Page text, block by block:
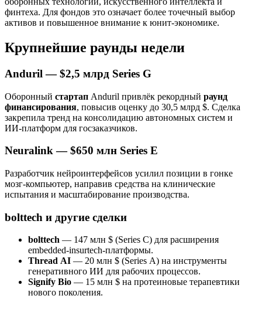
финтеха. Для фондов это означает более точечный выбор
активов и повышенное внимание к юнит‑экономике.
Крупнейшие раунды недели
Anduril — $2,5 млрд Series G
Оборонный стартап Anduril привлёк рекордный раунд
финансирования, повысив оценку до 30,5 млрд $. Сделка
закрепила тренд на консолидацию автономных систем и
ИИ‑платформ для госзаказчиков.
Neuralink — $650 млн Series E
Разработчик нейроинтерфейсов усилил позиции в гонке
мозг‑компьютер, направив средства на клинические
испытания и масштабирование производства.
bolttech и другие сделки
bolttech — 147 млн $ (Series C) для расширения
embedded‑insurtech‑платформы.
Thread AI — 20 млн $ (Series A) на инструменты
генеративного ИИ для рабочих процессов.
Signify Bio — 15 млн $ на протеиновые терапевтики
нового поколения.